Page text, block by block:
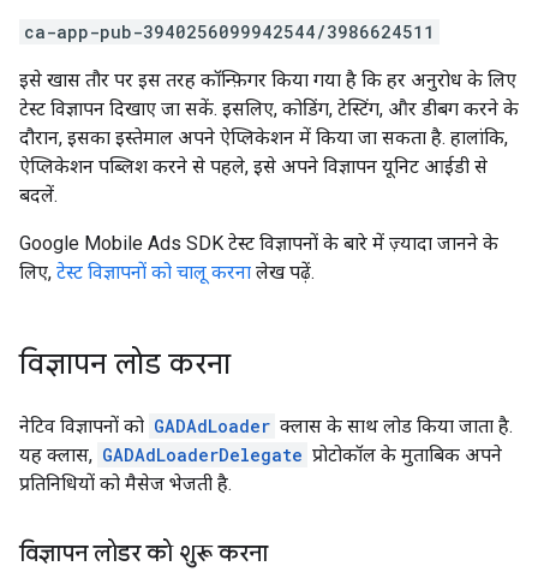
ca-app-pub-3940256099942544/3986624511
इसे खास तौर पर इस तरह कॉन्फ़िगर किया गया है कि हर अनुरोध के लिए
टेस्ट विज्ञापन दिखाए जा सकें. इसलिए, कोडिंग, टेस्टिंग, और डीबग करने के
दौरान, इसका इस्तेमाल अपने ऐप्लिकेशन में किया जा सकता है. हालांकि,
ऐप्लिकेशन पब्लिश करने से पहले, इसे अपने विज्ञापन यूनिट आईडी से
बदलें.
Google Mobile Ads SDK टेस्ट विज्ञापनों के बारे में ज़्यादा जानने के
लिए, टेस्ट विज्ञापनों को चालू करना लेख पढ़ें.
विज्ञापन लोड करना
नेटिव विज्ञापनों को GADAdLoader क्लास के साथ लोड किया जाता है.
यह क्लास, GADAdLoaderDelegate प्रोटोकॉल के मुताबिक अपने
प्रतिनिधियों को मैसेज भेजती है.
विज्ञापन लोडर को शुरू करना